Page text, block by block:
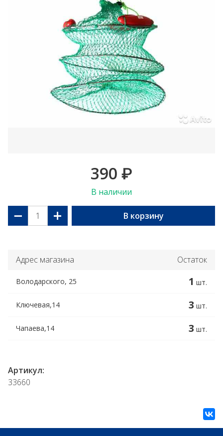
390 ₽
В наличии
− + В корзину
Адрес магазина Остаток
Володарского, 25 1 шт.
Ключевая,14 3 шт.
Чапаева,14 3 шт.
Артикул:
33660